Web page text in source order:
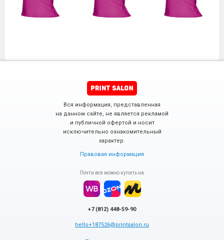
Вся информация, представленная
на данном сайте, не является рекламой
и публичной офертой и носит
исключительно ознакомительный
характер.
Правовая информация
Почти все можно купить на
+7 (812) 448-59-90
hello+187526@printsalon.ru